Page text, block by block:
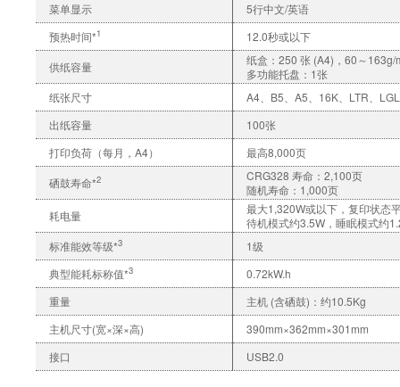
菜单显示
5行中文/英语
预热时间*1
12.0秒或以下
供纸容量
纸盒：250 张 (A4)，60～163g/
多功能托盘：1张
纸张尺寸
A4、B5、A5、16K、LTR、
出纸容量
100张
打印负荷（每月，A4）
最高8,000页
硒鼓寿命*2
CRG328 寿命：2,100页
随机寿命：1,000页
耗电量
最大1,320W或以下，复印状态
待机模式约3.5W，睡眠模式约
标准能效等级*3
1级
典型能耗标称值*3
0.72kW.h
重量
主机 (含硒鼓)：约10.5Kg
主机尺寸(宽×深×高)
390mm×362mm×301mm
接口
USB2.0